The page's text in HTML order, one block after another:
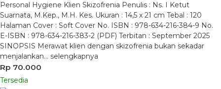
Personal Hygiene Klien Skizofrenia Penulis : Ns. I Ketut
Suarnata, M.Kep., M.H. Kes. Ukuran : 14,5 x 21 cm Tebal : 120
Halaman Cover : Soft Cover No. ISBN : 978-634-216-384-9 No.
E-ISBN : 978-634-216-383-2 (PDF) Terbitan : September 2025
SINOPSIS Merawat klien dengan skizofrenia bukan sekadar
menjalankan… selengkapnya
Rp 70.000
Tersedia